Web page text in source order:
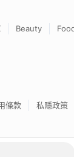
Beauty
條款 私隱政策